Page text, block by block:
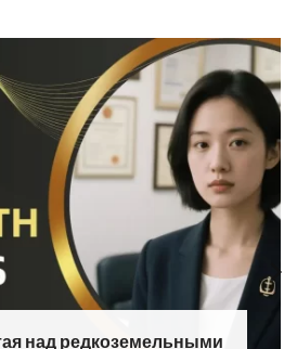
над редкоземельными